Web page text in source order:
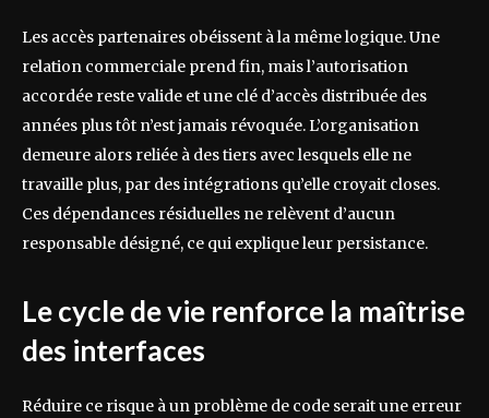
Les accès partenaires obéissent à la même logique. Une
relation commerciale prend fin, mais l’autorisation
accordée reste valide et une clé d’accès distribuée des
années plus tôt n’est jamais révoquée. L’organisation
demeure alors reliée à des tiers avec lesquels elle ne
travaille plus, par des intégrations qu’elle croyait closes.
Ces dépendances résiduelles ne relèvent d’aucun
responsable désigné, ce qui explique leur persistance.
Le cycle de vie renforce la maîtrise
des interfaces
Réduire ce risque à un problème de code serait une erreur